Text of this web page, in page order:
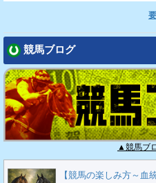
競馬ブログ
▲競馬ブ
【競馬の楽しみ方～血